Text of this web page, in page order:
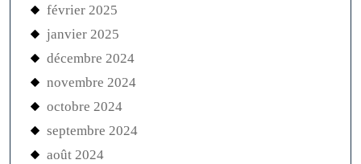
février 2025
janvier 2025
décembre 2024
novembre 2024
octobre 2024
septembre 2024
août 2024